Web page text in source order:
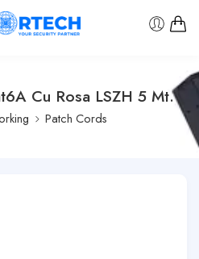
Cu Rosa LSZH 5 Mt.
Patch Cords